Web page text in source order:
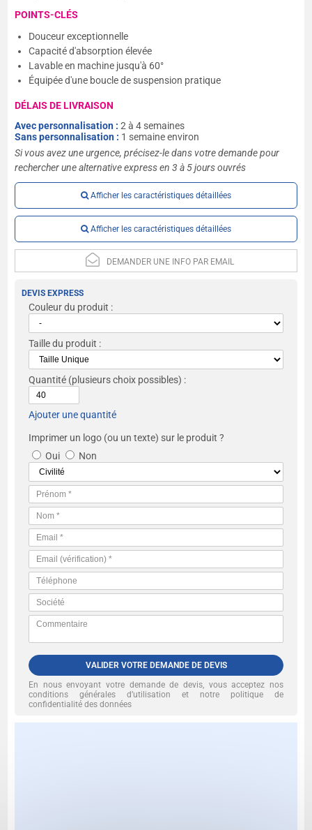
POINTS-CLÉS
Douceur exceptionnelle
Capacité d'absorption élevée
Lavable en machine jusqu'à 60°
Équipée d'une boucle de suspension pratique
DÉLAIS DE LIVRAISON
Avec personnalisation :2 à 4 semaines
Sans personnalisation : 1 semaine environ
Si vous avez une urgence, précisez-le dans votre demande pour
rechercher une alternative express en 3 à 5 jours ouvrés
Afficher les caractéristiques détaillées
Afficher les caractéristiques détaillées
DEMANDER UNE INFO PAR EMAIL
DEVIS EXPRESS
Couleur du produit :
Taille du produit :
Quantité (plusieurs choix possibles) :
Ajouter une quantité
Imprimer un logo (ou un texte) sur le produit ?
Oui
Non
VALIDER VOTRE DEMANDE DE DEVIS
En nous envoyant votre demande de devis, vous acceptez nos
conditions générales d’utilisation et notre politique de
confidentialité des données